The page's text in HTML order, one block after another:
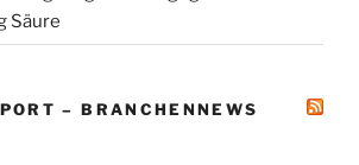
Säure
– BRANCHENNEWS